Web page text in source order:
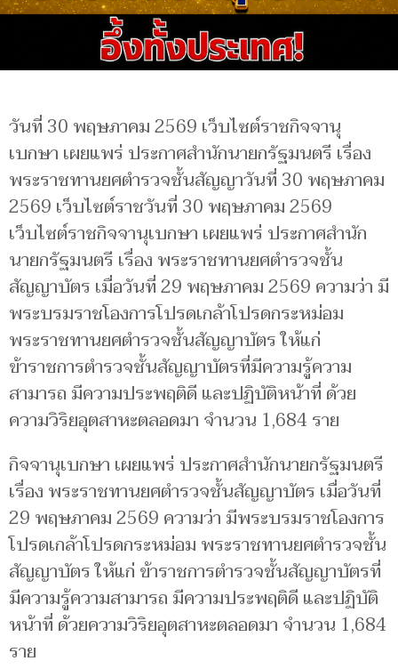
วันที่ 30 พฤษภาคม 2569 เว็บไซต์ราชกิจจานุ
เบกษา เผยแพร่ ประกาศสำนักนายกรัฐมนตรี เรื่อง
พระราชทานยศตำรวจชั้นสัญญาวันที่ 30 พฤษภาคม
2569 เว็บไซต์ราชวันที่ 30 พฤษภาคม 2569
เว็บไซต์ราชกิจจานุเบกษา เผยแพร่ ประกาศสำนัก
นายกรัฐมนตรี เรื่อง พระราชทานยศตำรวจชั้น
สัญญาบัตร เมื่อวันที่ 29 พฤษภาคม 2569 ความว่า มี
พระบรมราชโองการโปรดเกล้าโปรดกระหม่อม
พระราชทานยศตำรวจชั้นสัญญาบัตร ให้แก่
ข้าราชการตำรวจชั้นสัญญาบัตรที่มีความรู้ความ
สามารถ มีความประพฤติดี และปฏิบัติหน้าที่ ด้วย
ความวิริยอุตสาหะตลอดมา จำนวน 1,684 ราย
กิจจานุเบกษา เผยแพร่ ประกาศสำนักนายกรัฐมนตรี
เรื่อง พระราชทานยศตำรวจชั้นสัญญาบัตร เมื่อวันที่
29 พฤษภาคม 2569 ความว่า มีพระบรมราชโองการ
โปรดเกล้าโปรดกระหม่อม พระราชทานยศตำรวจชั้น
สัญญาบัตร ให้แก่ ข้าราชการตำรวจชั้นสัญญาบัตรที่
มีความรู้ความสามารถ มีความประพฤติดี และปฏิบัติ
หน้าที่ ด้วยความวิริยอุตสาหะตลอดมา จำนวน 1,684
ราย